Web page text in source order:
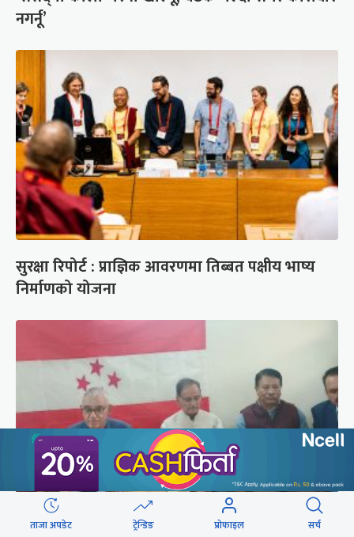
नगर्नू’
सुरक्षा रिपोर्ट : प्राज्ञिक आवरणमा तिब्बत पक्षीय भाष्य
निर्माणको योजना
ताजा अपडेट ट्रेन्डिङ प्रोफाइल सर्च